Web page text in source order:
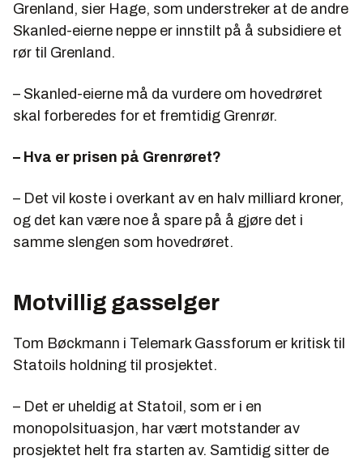
Grenland, sier Hage, som understreker at de andre
Skanled-eierne neppe er innstilt på å subsidiere et
rør til Grenland.
– Skanled-eierne må da vurdere om hovedrøret
skal forberedes for et fremtidig Grenrør.
– Hva er prisen på Grenrøret?
– Det vil koste i overkant av en halv milliard kroner,
og det kan være noe å spare på å gjøre det i
samme slengen som hovedrøret.
Motvillig gasselger
Tom Bøckmann i Telemark Gassforum er kritisk til
Statoils holdning til prosjektet.
– Det er uheldig at Statoil, som er i en
monopolsituasjon, har vært motstander av
prosjektet helt fra starten av. Samtidig sitter de